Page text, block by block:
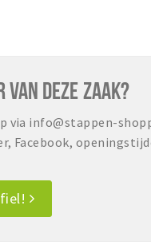
VAN DEZE ZAAK?
via info@stappen-
Facebook,